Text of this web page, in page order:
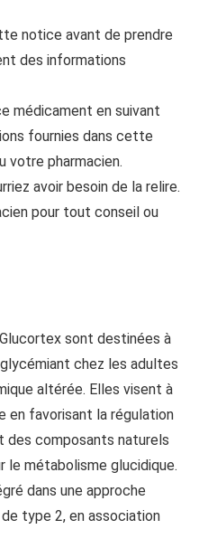
notice avant de prendre
des informations
médicament en suivant
fournies dans cette
votre pharmacien.
avoir besoin de la relire.
pour tout conseil ou
sont destinées à
chez les adultes
altérée. Elles visent à
en favorisant la régulation
des composants naturels
le métabolisme glucidique.
dans une approche
type 2, en association